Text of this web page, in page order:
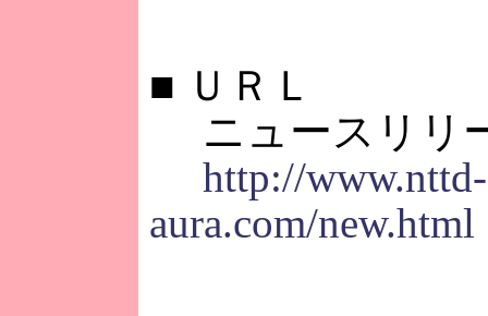
■ ＵＲＬ
ニュースリリ
http://www.nttd-
aura.com/new.html